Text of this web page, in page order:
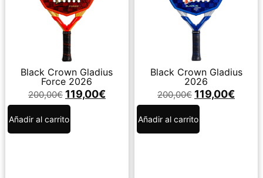
Black Crown Gladius
Force 2026
200,00€ 119,00€
Añadir al carrito
Black Crown Gladius
2026
200,00€ 119,00€
Añadir al carrito